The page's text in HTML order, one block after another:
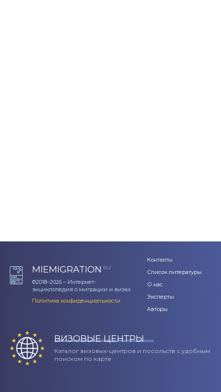
MIEMIGRATION RU
©2018–2026 – Интернет-
энциклопедия о миграции и визах
Политика конфиденциальности
Контакты
Список литературы
О нас
Эксперты
Авторы
ВИЗОВЫЕ ЦЕНТРЫ
Каталог визовых-центров и посольств с удобным
поиском по карте